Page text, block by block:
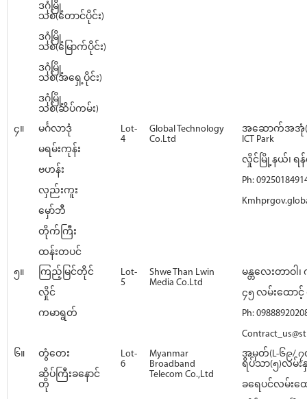
ဒဂုံမြို့
သစ်(တောင်ပိုင်း)
ဒဂုံမြို့
သစ်(မြောက်ပိုင်း)
ဒဂုံမြို့
သစ်(အရှေ့ပိုင်း)
ဒဂုံမြို့
သစ်(ဆိပ်ကမ်း)
၄။
မင်္ဂလာဒုံ
မရမ်းကုန်း
ဗဟန်း
လှည်းကူး
မှော်ဘီ
တိုက်ကြီး
ထန်းတပင်
Lot-
4
Global Technology
Co.Ltd
အဆောက်အအုံ(၁
ICT Park
လှိုင်မြို့နယ်၊ ရ
Ph:
၅။
ကြည့်မြင်တိုင်
လှိုင်
ကမာရွတ်
Lot-
5
Shwe Than Lwin
Media Co.Ltd
မန္တလေးတာဝ
၄၅ လမ်းထော
Ph:
၆။
တွံတေး
ဆိပ်ကြီးခနောင်
တို
Lot-
6
Myanmar
Broadband
Telecom Co.,Ltd
အမှတ်(L-၆၉/ ၇
ရိပ်သာ(၅)လမ်း
ခရေပင်လမ်းထေ